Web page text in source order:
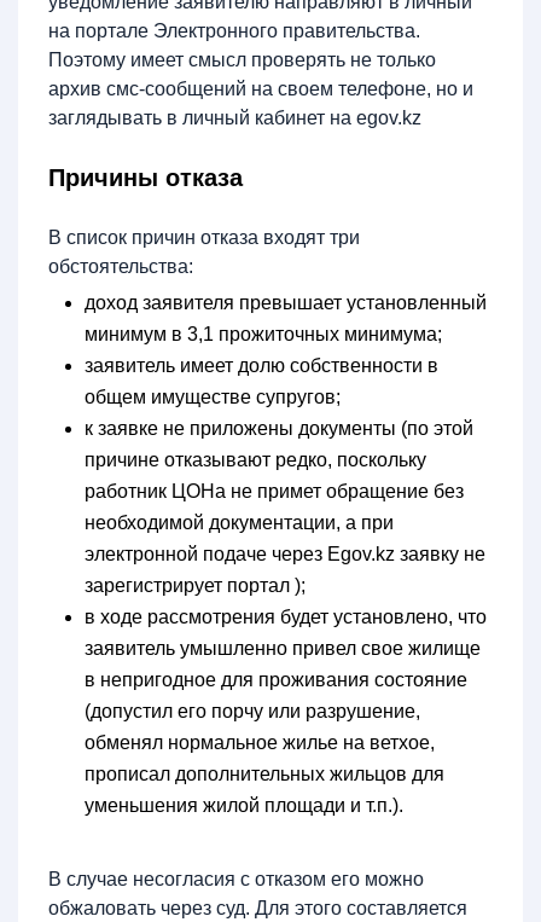
на портале Электронного правительства.
Поэтому имеет смысл проверять не только
архив смс-сообщений на своем телефоне, но и
заглядывать в личный кабинет на egov.kz
Причины отказа
В список причин отказа входят три
обстоятельства:
доход заявителя превышает установленный
минимум в 3,1 прожиточных минимума;
заявитель имеет долю собственности в
общем имуществе супругов;
к заявке не приложены документы (по этой
причине отказывают редко, поскольку
работник ЦОНа не примет обращение без
необходимой документации, а при
электронной подаче через Egov.kz заявку не
зарегистрирует портал );
в ходе рассмотрения будет установлено, что
заявитель умышленно привел свое жилище
в непригодное для проживания состояние
(допустил его порчу или разрушение,
обменял нормальное жилье на ветхое,
прописал дополнительных жильцов для
уменьшения жилой площади и т.п.).
В случае несогласия с отказом его можно
обжаловать через суд. Для этого составляется